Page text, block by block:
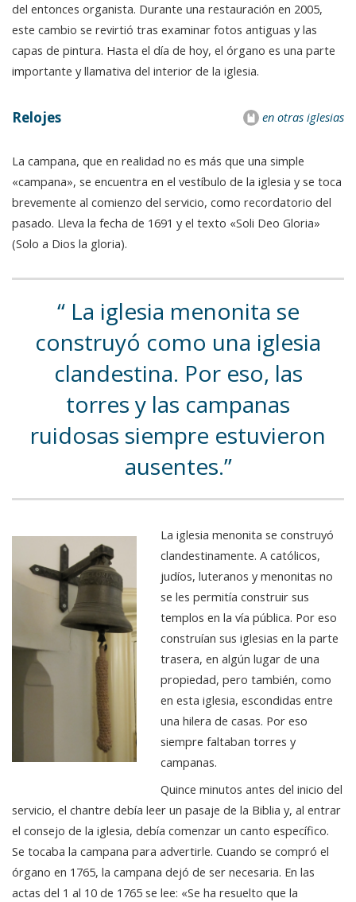
del entonces organista. Durante una restauración en 2005,
este cambio se revirtió tras examinar fotos antiguas y las
capas de pintura. Hasta el día de hoy, el órgano es una parte
importante y llamativa del interior de la iglesia.
en otras iglesias
Relojes
La campana, que en realidad no es más que una simple
«campana», se encuentra en el vestíbulo de la iglesia y se toca
brevemente al comienzo del servicio, como recordatorio del
pasado. Lleva la fecha de 1691 y el texto «Soli Deo Gloria»
(Solo a Dios la gloria).
La iglesia menonita se
construyó como una iglesia
clandestina. Por eso, las
torres y las campanas
ruidosas siempre estuvieron
ausentes.
La iglesia menonita se construyó
clandestinamente. A católicos,
judíos, luteranos y menonitas no
se les permitía construir sus
templos en la vía pública. Por eso
construían sus iglesias en la parte
trasera, en algún lugar de una
propiedad, pero también, como
en esta iglesia, escondidas entre
una hilera de casas. Por eso
siempre faltaban torres y
campanas.
Quince minutos antes del inicio del
servicio, el chantre debía leer un pasaje de la Biblia y, al entrar
el consejo de la iglesia, debía comenzar un canto específico.
Se tocaba la campana para advertirle. Cuando se compró el
órgano en 1765, la campana dejó de ser necesaria. En las
actas del 1 al 10 de 1765 se lee: «Se ha resuelto que la